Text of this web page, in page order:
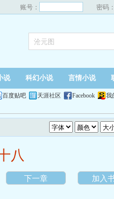
账号： 密码
说 科幻小说 言情小说
百度贴吧 天涯社区 Facebook 我
八
下一章 加入